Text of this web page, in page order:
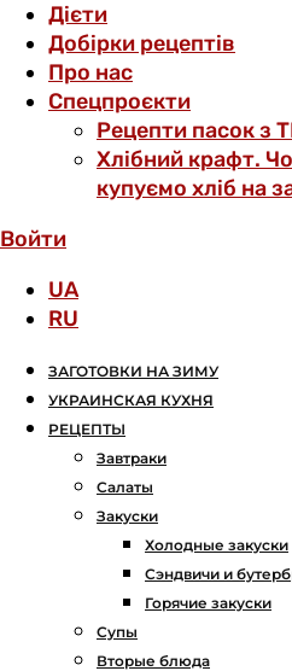
Дієти
Добірки рецептів
Про нас
Спецпроєкти
Рецепти пасок з
Хлібний крафт.
купуємо хліб на
Войти
UA
RU
ЗАГОТОВКИ НА ЗИМУ
УКРАИНСКАЯ КУХНЯ
РЕЦЕПТЫ
Завтраки
Салаты
Закуски
Холодные закуски
Сэндвичи и
Горячие закуски
Супы
Вторые блюда